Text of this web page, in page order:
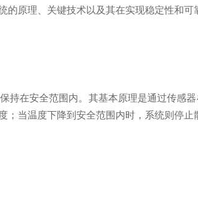
原理、关键技术以及其在实现稳定性和可
持在安全范围内。其基本原理是通过传感
当温度下降到安全范围内时，系统则停止